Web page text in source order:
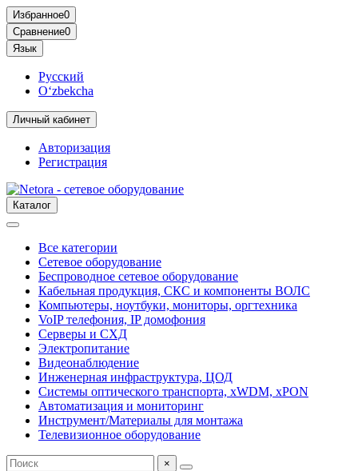
Избранное0
Сравнение0
Язык
Русский
O‘zbekcha
Личный кабинет
Авторизация
Регистрация
Каталог
Все категории
Сетевое оборудование
Беспроводное сетевое оборудование
Кабельная продукция, СКС и компоненты ВОЛС
Компьютеры, ноутбуки, мониторы, оргтехника
VoIP телефония, IP домофония
Серверы и СХД
Электропитание
Видеонаблюдение
Инженерная инфраструктура, ЦОД
Системы оптического транспорта, xWDM, xPON
Автоматизация и мониторинг
Инструмент/Материалы для монтажа
Телевизионное оборудование
×